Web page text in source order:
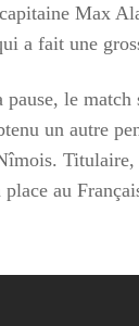
Max
a fait une
pause, le match
un autre
Titulaire,
place au